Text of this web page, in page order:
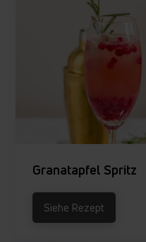
Granatapfel Spritz
Siehe Rezept